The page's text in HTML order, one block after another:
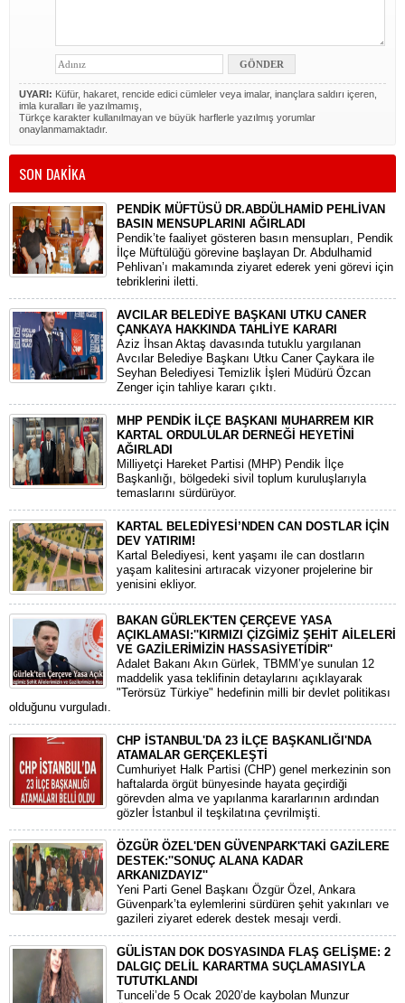
UYARI: Küfür, hakaret, rencide edici cümleler veya imalar, inançlara saldırı içeren,
imla kuralları ile yazılmamış,
Türkçe karakter kullanılmayan ve büyük harflerle yazılmış yorumlar
onaylanmamaktadır.
SON DAKİKA
PENDİK MÜFTÜSÜ DR.ABDÜLHAMİD PEHLİVAN
BASIN MENSUPLARINI AĞIRLADI
​Pendik’te faaliyet gösteren basın mensupları, Pendik
İlçe Müftülüğü görevine başlayan Dr. Abdulhamid
Pehlivan’ı makamında ziyaret ederek yeni görevi için
tebriklerini iletti.
AVCILAR BELEDİYE BAŞKANI UTKU CANER
ÇANKAYA HAKKINDA TAHLİYE KARARI
​Aziz İhsan Aktaş davasında tutuklu yargılanan
Avcılar Belediye Başkanı Utku Caner Çaykara ile
Seyhan Belediyesi Temizlik İşleri Müdürü Özcan
Zenger için tahliye kararı çıktı.
MHP PENDİK İLÇE BAŞKANI MUHARREM KIR
KARTAL ORDULULAR DERNEĞİ HEYETİNİ
AĞIRLADI
​Milliyetçi Hareket Partisi (MHP) Pendik İlçe
Başkanlığı, bölgedeki sivil toplum kuruluşlarıyla
temaslarını sürdürüyor.
KARTAL BELEDİYESİ’NDEN CAN DOSTLAR İÇİN
DEV YATIRIM!
Kartal Belediyesi, kent yaşamı ile can dostların
yaşam kalitesini artıracak vizyoner projelerine bir
yenisini ekliyor.
BAKAN GÜRLEK'TEN ÇERÇEVE YASA
AÇIKLAMASI:''KIRMIZI ÇİZGİMİZ ŞEHİT AİLELERİ
VE GAZİLERİMİZİN HASSASİYETİDİR''
Adalet Bakanı Akın Gürlek, TBMM’ye sunulan 12
maddelik yasa teklifinin detaylarını açıklayarak
"Terörsüz Türkiye" hedefinin milli bir devlet politikası
olduğunu vurguladı.
CHP İSTANBUL'DA 23 İLÇE BAŞKANLIĞI'NDA
ATAMALAR GERÇEKLEŞTİ
​Cumhuriyet Halk Partisi (CHP) genel merkezinin son
haftalarda örgüt bünyesinde hayata geçirdiği
görevden alma ve yapılanma kararlarının ardından
gözler İstanbul il teşkilatına çevrilmişti.
ÖZGÜR ÖZEL'DEN GÜVENPARK'TAKİ GAZİLERE
DESTEK:''SONUÇ ALANA KADAR
ARKANIZDAYIZ''
​Yeni Parti Genel Başkanı Özgür Özel, Ankara
Güvenpark’ta eylemlerini sürdüren şehit yakınları ve
gazileri ziyaret ederek destek mesajı verdi.
GÜLİSTAN DOK DOSYASINDA FLAŞ GELİŞME: 2
DALGIÇ DELİL KARARTMA SUÇLAMASIYLA
TUTUTKLANDI
​Tunceli’de 5 Ocak 2020’de kaybolan Munzur